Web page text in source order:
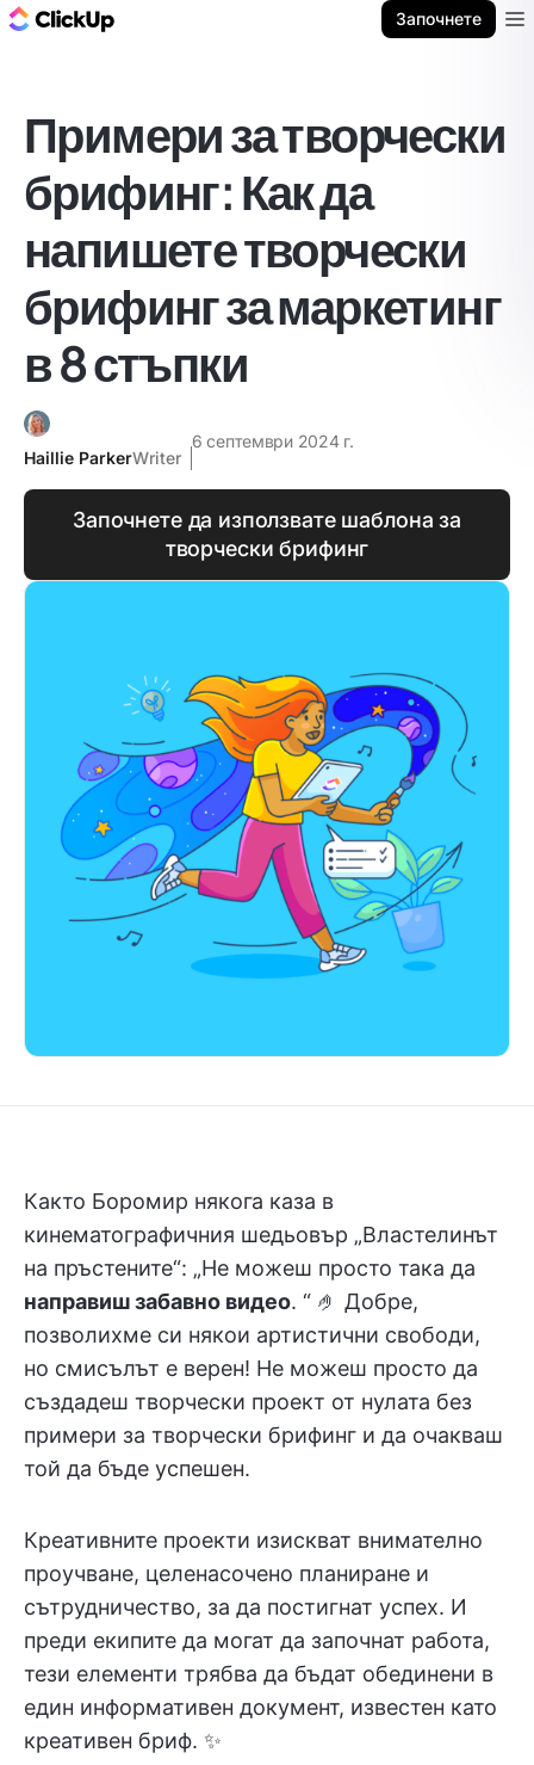
Започнете
Примери за творчески
брифинг: Как да
напишете творчески
брифинг за маркетинг
в 8 стъпки
Haillie ParkerWriter
6 септември 2024 г.
Започнете да използвате шаблона за
творчески брифинг
Както Боромир някога каза в
кинематографичния шедьовър „Властелинът
на пръстените“: „Не можеш просто така да
направиш забавно видео. “ 🤌 Добре,
позволихме си някои артистични свободи,
но смисълът е верен! Не можеш просто да
създадеш творчески проект от нулата без
примери за творчески брифинг и да очакваш
той да бъде успешен.
Креативните проекти изискват внимателно
проучване, целенасочено планиране и
сътрудничество, за да постигнат успех. И
преди екипите да могат да започнат работа,
тези елементи трябва да бъдат обединени в
един информативен документ, известен като
креативен бриф. ✨